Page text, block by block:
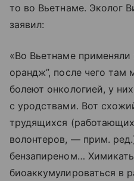
то во Вьетнаме. Эколог
заявил:
«Во Вьетнаме
орандж”, после чего там
болеют онкологией, у
с уродствами. Вот
трудящихся
волонтеров, — прим.
бензапиреном…
биоаккумулироваться в